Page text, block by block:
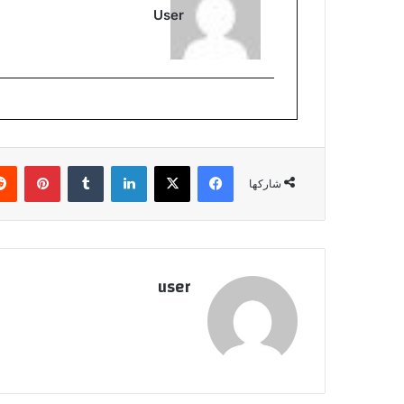
User
شاركها
فيسبوك ‫X لينكدإن
user